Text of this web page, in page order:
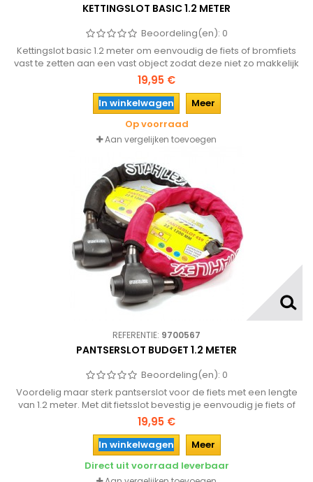
KETTINGSLOT BASIC 1.2 METER
Beoordeling(en): 0
Kettingslot basic 1.2 meter om eenvoudig de fiets of bromfiets
vast te zetten aan een vast object zodat deze niet zo makkelijk
kan worden meegenomen.
19,95 €
In winkelwagen
Meer
Op voorraad
Aan vergelijken toevoegen
REFERENTIE: 9700567
PANTSERSLOT BUDGET 1.2 METER
Beoordeling(en): 0
Voordelig maar sterk pantserslot voor de fiets met een lengte
van 1.2 meter. Met dit fietsslot bevestig je eenvoudig je fiets of
bromfiets aan een vast object zoals een fietsenrek of
lantarenpaal.
19,95 €
In winkelwagen
Meer
Direct uit voorraad leverbaar